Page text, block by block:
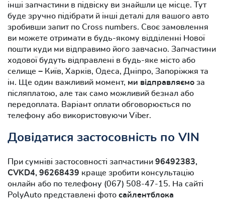
інші запчастини в підвіску ви знайшли це місце. Тут
буде зручно підібрати й інші деталі для вашого авто
зробивши запит по Cross numbers. Своє замовлення
ви можете отримати в будь-якому відділенні Нової
пошти куди ми відправимо його завчасно. Запчастини
ходової будуть відправлені в будь-яке місто або
селище − Київ, Харків, Одеса, Дніпро, Запоріжжя та
ін. Ще один важливий момент, ми відправляємо за
післяплатою, але так само можливий безнал або
передоплата. Варіант оплати обговорюється по
телефону або використовуючи Viber.
Довідатися застосовність по VIN
При сумніві застосовності запчастини 96492383,
CVKD4, 96268439 краще зробити консультацію
онлайн або по телефону (067) 508-47-15. На сайті
PolyAuto представлені фото сайлентблока